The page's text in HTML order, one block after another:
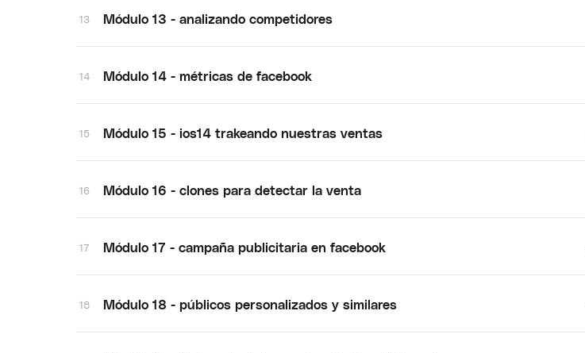
13 Módulo 13 - analizando competidores
14 Módulo 14 - métricas de facebook
15 Módulo 15 - ios14 trakeando nuestras ventas
16 Módulo 16 - clones para detectar la venta
17 Módulo 17 - campaña publicitaria en facebook
18 Módulo 18 - públicos personalizados y similares